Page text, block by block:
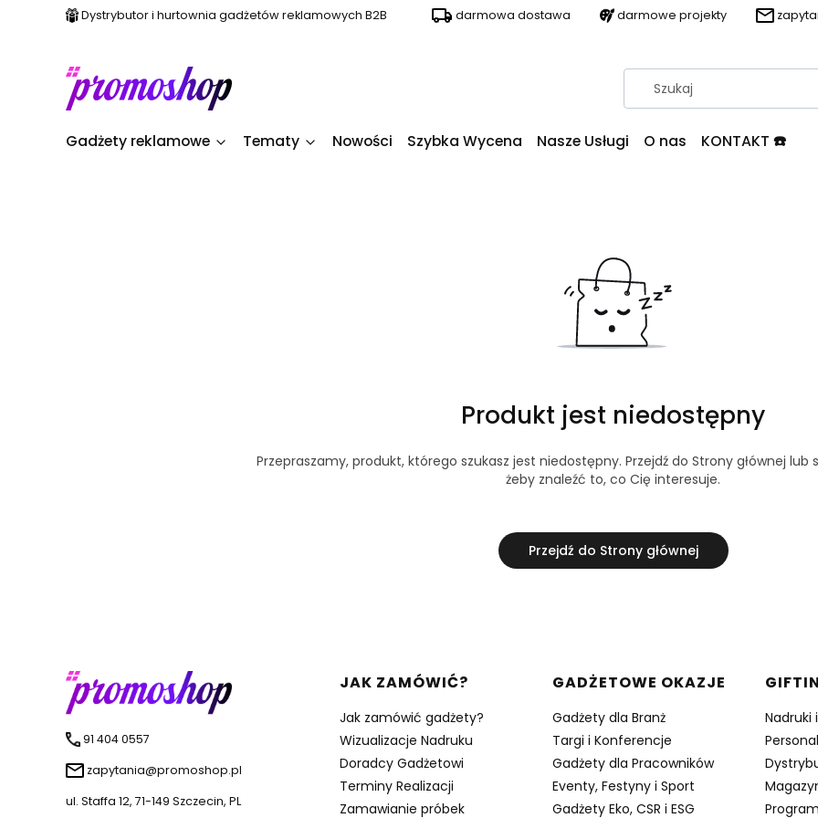
Dystrybutor i hurtownia gadżetów reklamowych B2B darmowa dostawa darmowe projekty
Gadżety reklamowe Tematy Nowości Szybka Wycena Nasze Usługi O nas KONTAKT ☎️
Produkt jest niedostępny
Przepraszamy, produkt, którego szukasz jest niedostępny. Przejdź do Strony głównej lub
żeby znaleźć to, co Cię interesuje.
Przejdź do Strony głównej
91 404 0557
zapytania@promoshop.pl
ul. Staffa 12, 71-149 Szczecin, PL
Linki w stopce
JAK ZAMÓWIĆ?
Jak zamówić gadżety?
Wizualizacje Nadruku
Doradcy Gadżetowi
Terminy Realizacji
Zamawianie próbek
GADŻETOWE OKAZJE
Gadżety dla Branż
Targi i Konferencje
Gadżety dla Pracowników
Eventy, Festyny i Sport
Gadżety Eko, CSR i ESG
Nadruki